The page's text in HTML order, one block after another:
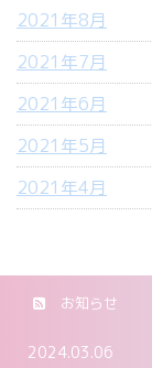
2021年8月
2021年7月
2021年6月
2021年5月
2021年4月
お知らせ
2024.03.06